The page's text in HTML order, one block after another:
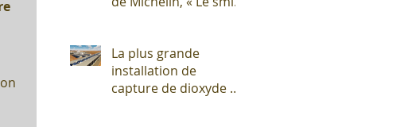
La plus grande
installation de
capture de dioxyde de